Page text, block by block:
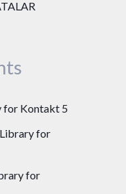
for Kontakt 5
for
for